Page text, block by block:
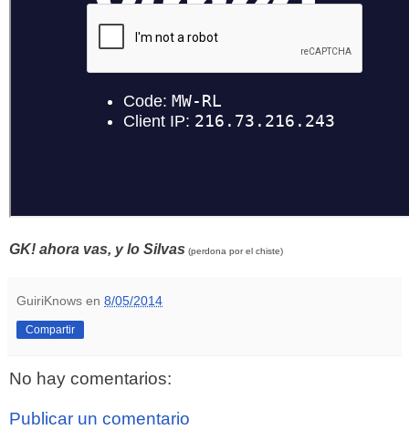
GK! ahora vas, y lo Silvas (perdona por el chiste)
GuiriKnows en 8/05/2014
Compartir
No hay comentarios:
Publicar un comentario